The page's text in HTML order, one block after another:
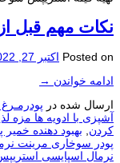
نکات مهم قبل
Posted on اکتبر 27, 2022
ادامه خواندن →
ارسال شده در
آشپزی با ادویه ها مزه
کردن, بهبود دهنده
پودر سوخاری مرینت
نرمال اسپایسی